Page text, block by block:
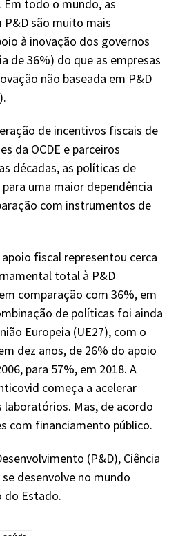
Em todo o mundo, as
P&D são muito mais
à inovação dos governos
de 36%) do que as empresas
não baseada em P&D
de incentivos fiscais de
da OCDE e parceiros
décadas, as políticas de
uma maior dependência
com instrumentos de
apoio fiscal representou cerca
total à P&D
comparação com 36%, em
de políticas foi ainda
Europeia (UE27), com o
dez anos, de 26% do apoio
para 57%, em 2018. A
começa a acelerar
Mas, de acordo
com financiamento público.
(P&D), Ciência
desenvolve no mundo
do Estado.